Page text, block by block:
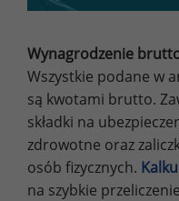
Wynagrodzenie
Wszystkie podane w
są kwotami brutto.
składki na
zdrowotne oraz
osób fizycznych.
na szybkie